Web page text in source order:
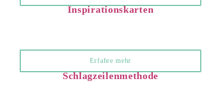
Inspirationskarten
Schlagzeilenmethode
Erfahre mehr